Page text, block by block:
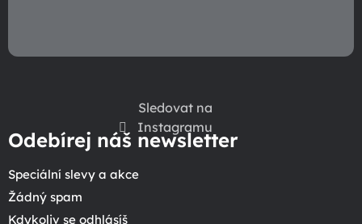
Sledovat na
Instagramu
Odebírej náš newsletter
Speciální slevy a akce
Žádný spam
Kdykoliv se odhlásíš